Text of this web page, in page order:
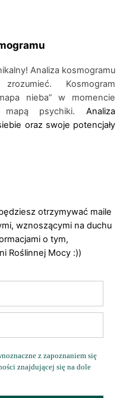
Analiza kosmogramu
Kosmogram
nieba” w momencie
mapą psychiki. Analiza
oraz swoje potencjały
otrzymywać maile
wznoszącymi na duchu
o tym,
Roślinnej Mocy :))
z zapoznaniem się
znajdującej się na dole